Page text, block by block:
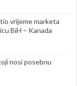
vrijeme marketa
BiH – Kanada
nosi posebnu